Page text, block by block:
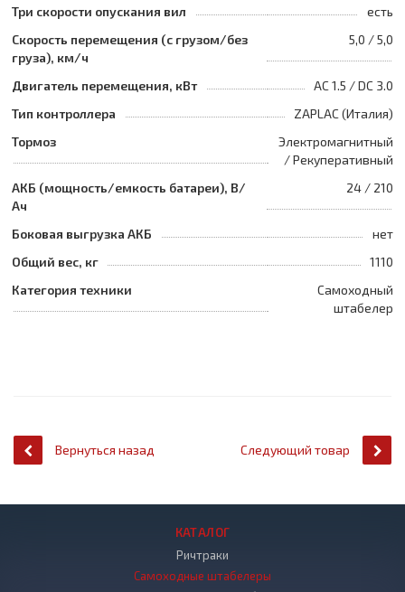
Три скорости опускания вил
есть
Скорость перемещения (с грузом/без
груза), км/ч
5,0 / 5,0
Двигатель перемещения, кВт
AC 1.5 / DC 3.0
Тип контроллера
ZAPLAC (Италия)
Тормоз
Электромагнитный
/ Рекуперативный
АКБ (мощность/емкость батареи), В/
Ач
24 / 210
Боковая выгрузка АКБ
нет
Общий вес, кг
1110
Категория техники
Самоходный
штабелер
Вернуться назад Следующий товар
КАТАЛОГ
Ричтраки
Самоходные штабелеры